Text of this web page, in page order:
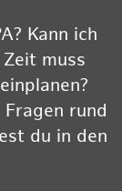
Kann ich
muss
rund
du in den